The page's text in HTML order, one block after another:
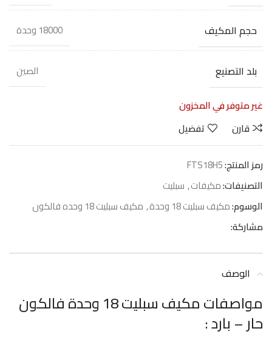
حجم المكيف 18000 وحدة
بلد التصنيع
الصين
غير متوفر في المخزون
قارن
تفضيل
رمز المنتج:FTS18H5
التصنيفات:مكيفات, سبليت
الوسوم:مكيف سبليت 18 وحدة , مكيف سبليت 18 وحده فالكون
مشاركة:
الوصف
مواصفات مكيف سبليت 18 وحدة فالكون
حار – بارد :